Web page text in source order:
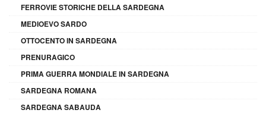
FERROVIE STORICHE DELLA SARDEGNA
MEDIOEVO SARDO
OTTOCENTO IN SARDEGNA
PRENURAGICO
PRIMA GUERRA MONDIALE IN SARDEGNA
SARDEGNA ROMANA
SARDEGNA SABAUDA